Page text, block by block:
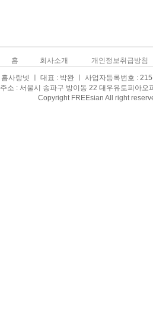
홈 회사소개 개인정보취급방침
홈사랑넷 ㅣ 대표 : 박완 ㅣ 사업자등록번호 :
주소 : 서울시 송파구 방이동 22 대우유토피아
Copyright FREEsian All right